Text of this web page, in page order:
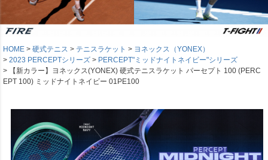
HOME 硬式テニス テニスラケット
ヨネックス（YONEX）
2023 PERCEPTシリーズ
PERCEPT"ミッドナイトネイビー"シリーズ
【新カラー】ヨネックス(YONEX) 硬式テニスラケット パーセプト 100 (PERC
EPT 100) ミッドナイトネイビー 01PE100